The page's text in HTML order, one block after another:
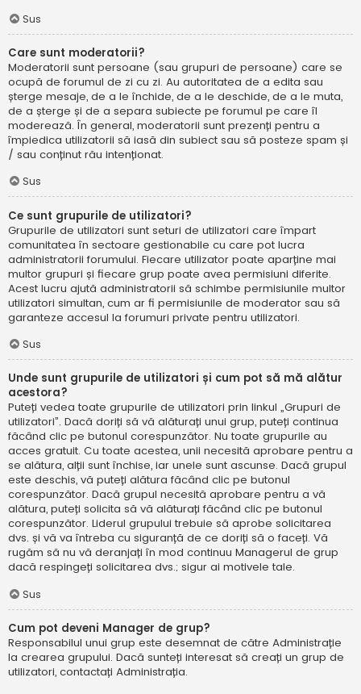
Sus
Care sunt moderatorii?
Moderatorii sunt persoane (sau grupuri de persoane) care se
ocupă de forumul de zi cu zi. Au autoritatea de a edita sau
șterge mesaje, de a le închide, de a le deschide, de a le muta,
de a șterge și de a separa subiecte pe forumul pe care îl
moderează. În general, moderatorii sunt prezenți pentru a
împiedica utilizatorii să iasă din subiect sau să posteze spam și
/ sau conținut rău intenționat.
Sus
Ce sunt grupurile de utilizatori?
Grupurile de utilizatori sunt seturi de utilizatori care împart
comunitatea în sectoare gestionabile cu care pot lucra
administratorii forumului. Fiecare utilizator poate aparține mai
multor grupuri și fiecare grup poate avea permisiuni diferite.
Acest lucru ajută administratorii să schimbe permisiunile multor
utilizatori simultan, cum ar fi permisiunile de moderator sau să
garanteze accesul la forumuri private pentru utilizatori.
Sus
Unde sunt grupurile de utilizatori și cum pot să mă alătur
acestora?
Puteți vedea toate grupurile de utilizatori prin linkul „Grupuri de
utilizatori”. Dacă doriți să vă alăturați unui grup, puteți continua
făcând clic pe butonul corespunzător. Nu toate grupurile au
acces gratuit. Cu toate acestea, unii necesită aprobare pentru a
se alătura, alții sunt închise, iar unele sunt ascunse. Dacă grupul
este deschis, vă puteți alătura făcând clic pe butonul
corespunzător. Dacă grupul necesită aprobare pentru a vă
alătura, puteți solicita să vă alăturați făcând clic pe butonul
corespunzător. Liderul grupului trebuie să aprobe solicitarea
dvs. și vă va întreba cu siguranță de ce doriți să o faceți. Vă
rugăm să nu vă deranjați în mod continuu Managerul de grup
dacă respingeți solicitarea dvs.; sigur ai motivele tale.
Sus
Cum pot deveni Manager de grup?
Responsabilul unui grup este desemnat de către Administrație
la crearea grupului. Dacă sunteți interesat să creați un grup de
utilizatori, contactați Administrația.